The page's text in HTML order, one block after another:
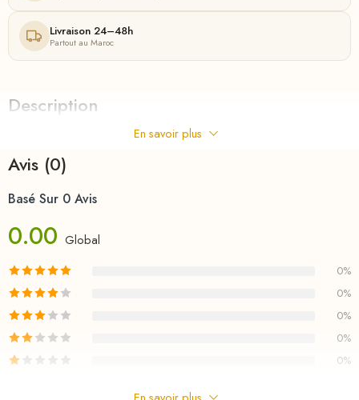
Livraison 24–48h
Partout au Maroc
Description
En savoir plus
Avis (0)
Basé Sur 0 Avis
0.00 Global
0%
0%
0%
0%
0%